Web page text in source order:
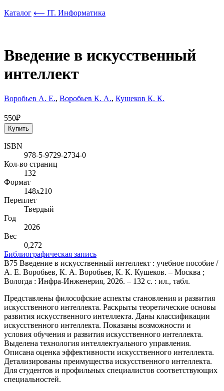
Каталог ⟵ IT. Информатика
Введение в искусственный
интеллект
Воробьев А. Е., Воробьев К. А., Кушеков К. К.
550₽
Купить
ISBN
978-5-9729-2734-0
Кол-во страниц
132
Формат
148х210
Переплет
Твердый
Год
2026
Вес
0,272
Библиографическая запись
В75 Введение в искусственный интеллект : учебное пособие /
А. Е. Воробьев, К. А. Воробьев, К. К. Кушеков. – Москва ;
Вологда : Инфра-Инженерия, 2026. – 132 с. : ил., табл.
Представлены философские аспекты становления и развития
искусственного интеллекта. Раскрыты теоретические основы
развития искусственного интеллекта. Даны классификации
искусственного интеллекта. Показаны возможности и
условия обучения и развития искусственного интеллекта.
Выделена технология интеллектуального управления.
Описана оценка эффективности искусственного интеллекта.
Детализированы преимущества искусственного интеллекта.
Для студентов и профильных специалистов соответствующих
специальностей.